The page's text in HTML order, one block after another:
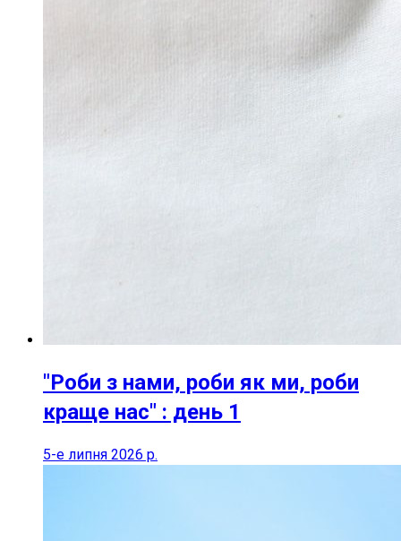
"Роби з нами, роби як ми, роби
краще нас" : день 1
5-е липня 2026 р.